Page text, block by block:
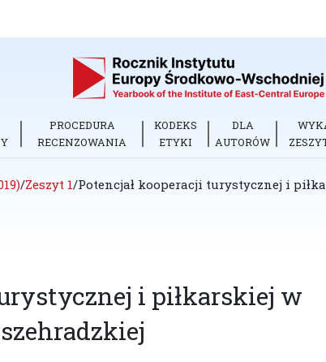
PROCEDURA
RECENZOWANIA
KODEKS
ETYKI
DLA
AUTORÓW
/Zeszyt 1/Potencjał kooperacji turystycznej i
i piłkarskiej w